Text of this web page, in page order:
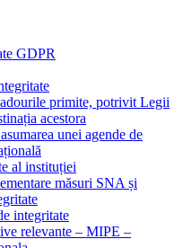
GDPR
primite, potrivit Legii
acestora
unei agende de
al instituției
măsuri SNA și
integritate
relevante – MIPE –